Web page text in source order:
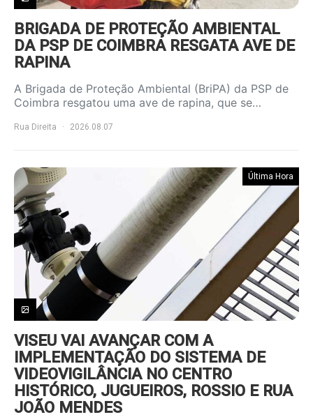
BRIGADA DE PROTEÇÃO AMBIENTAL
DA PSP DE COIMBRA RESGATA AVE DE
RAPINA
A Brigada de Proteção Ambiental (BriPA) da PSP de
Coimbra resgatou uma ave de rapina, que se…
Rua Direita 2026.08.07
Última Hora
VISEU VAI AVANÇAR COM A
IMPLEMENTAÇÃO DO SISTEMA DE
VIDEOVIGILÂNCIA NO CENTRO
HISTÓRICO, JUGUEIROS, ROSSIO E RUA
JOÃO MENDES